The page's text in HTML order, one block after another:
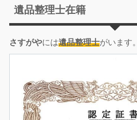
遺品整理士在籍
さすがやには遺品整理士がいます。